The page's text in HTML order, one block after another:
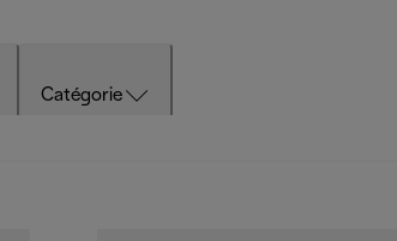
Catégorie